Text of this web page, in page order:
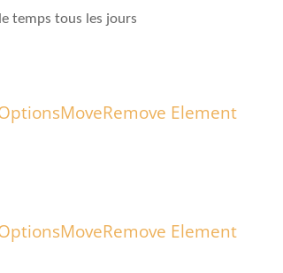
temps tous les jours
MoveRemove Element
MoveRemove Element